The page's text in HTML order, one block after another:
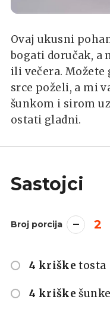
Ovaj ukusni
bogati doručak, a
ili večera.
srce poželi, a mi
šunkom i sirom
ostati gladni.
Sastojci
Broj porcija 2
4 kriške tosta
4 kriške